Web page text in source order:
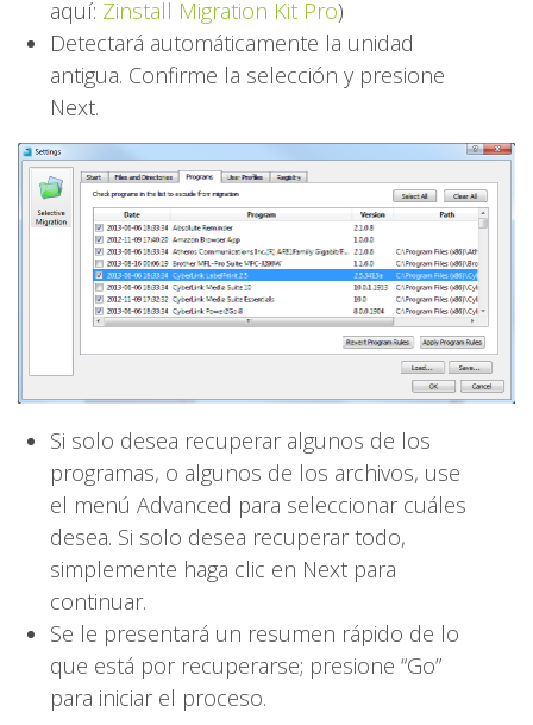
aquí: Zinstall Migration Kit Pro)
Detectará automáticamente la unidad
antigua. Confirme la selección y presione
Next.
Si solo desea recuperar algunos de los
programas, o algunos de los archivos, use
el menú Advanced para seleccionar cuáles
desea. Si solo desea recuperar todo,
simplemente haga clic en Next para
continuar.
Se le presentará un resumen rápido de lo
que está por recuperarse; presione “Go”
para iniciar el proceso.